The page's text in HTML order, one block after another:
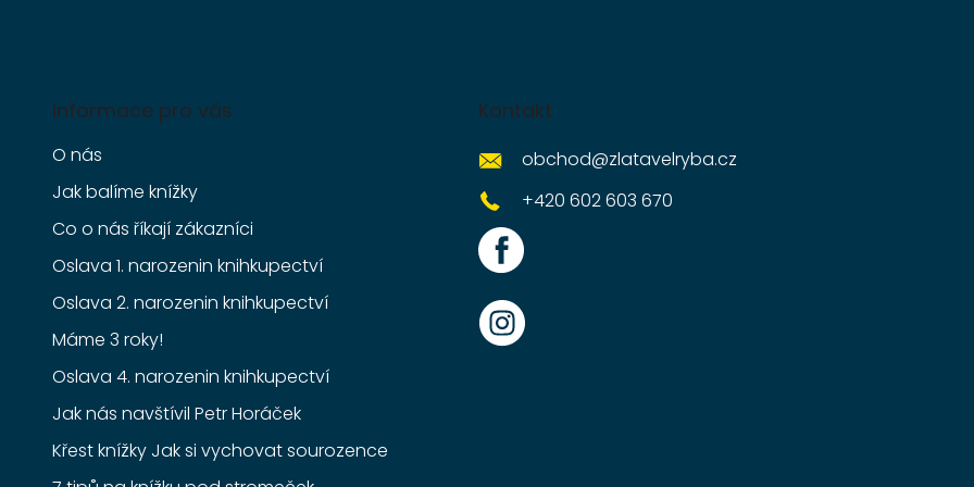
Informace pro vás
O nás
Jak balíme knížky
Co o nás říkají zákazníci
Oslava 1. narozenin knihkupectví
Oslava 2. narozenin knihkupectví
Máme 3 roky!
Oslava 4. narozenin knihkupectví
Jak nás navštívil Petr Horáček
Křest knížky Jak si vychovat sourozence
Kontakt
obchod@zlatavelryba.cz
+420 602 603 670